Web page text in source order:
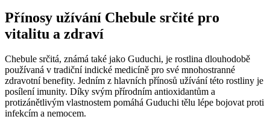
Přínosy užívání Chebule srčité pro
vitalitu a zdraví
Chebule srčitá, známá také jako Guduchi, je rostlina dlouhodobě
používaná v tradiční indické medicíně pro své mnohostranné
zdravotní benefity. Jedním z hlavních přínosů užívání této rostliny je
posílení imunity. Díky svým přírodním antioxidantům a
protizánětlivým vlastnostem pomáhá Guduchi tělu lépe bojovat proti
infekcím a nemocem.